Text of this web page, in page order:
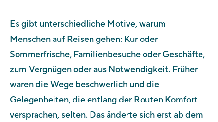
Es gibt unterschiedliche Motive, warum
Menschen auf Reisen gehen: Kur oder
Sommerfrische, Familienbesuche oder Geschäfte,
zum Vergnügen oder aus Notwendigkeit. Früher
waren die Wege beschwerlich und die
Gelegenheiten, die entlang der Routen Komfort
versprachen, selten. Das änderte sich erst ab dem